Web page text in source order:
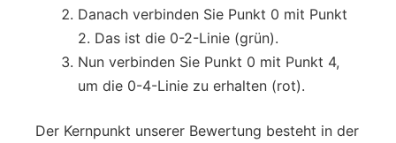
Danach verbinden Sie Punkt 0 mit Punkt
2. Das ist die 0-2-Linie (grün).
Nun verbinden Sie Punkt 0 mit Punkt 4,
um die 0-4-Linie zu erhalten (rot).
Der Kernpunkt unserer Bewertung besteht in der